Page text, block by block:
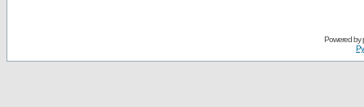
Powered by